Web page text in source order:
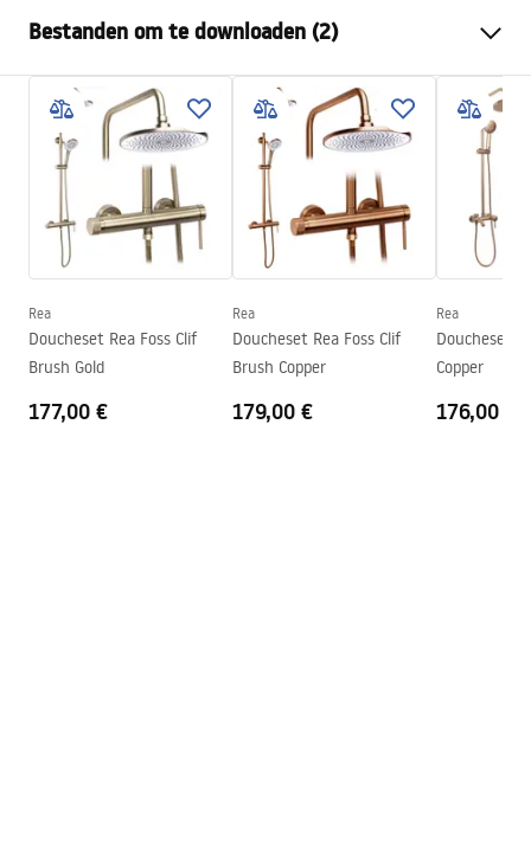
Materiaal
Metaal
Montagewijze
Geschroefd
Breedte
450mm
Hoogte
mm
Diepte
Garantie
24 maanden
Bestanden om te downloaden (2)
Veiligheidsinformatie
WARUNKI_BEZPIECZENSTWA_AKCESORIA_LAZIENKOWE.
pdf
Garantievoorwaarden
Warranty_Terms_and_Conditions_Accessories_-_24.pdf
Rea
Doucheset Rea Foss Clif
Brush Gold
177,00 €
Rea
Doucheset Rea Foss Clif
Brush Copper
179,00 €
Rea
Doucheset
Copper
176,00 €